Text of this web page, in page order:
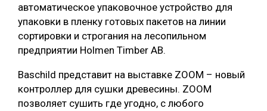
автоматическое упаковочное устройство для
упаковки в пленку готовых пакетов на линии
сортировки и строгания на лесопильном
предприятии Holmen Timber AB.
Baschild представит на выставке ZOOM – новый
контроллер для сушки древесины. ZOOM
позволяет сушить где угодно, с любого